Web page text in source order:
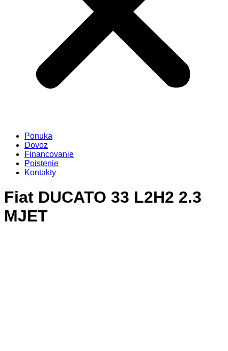
Ponuka
Dovoz
Financovanie
Poistenie
Kontakty
Fiat DUCATO 33 L2H2 2.3
MJET